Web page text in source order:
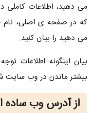
می دهید، اطلاعات کاملی
که در صفحه ی اصلی، نام
می دهید را بیان کنید.
بیان اینگونه اطلاعات
بیشتر ماندن در وب سایت
از آدرس وب ساده